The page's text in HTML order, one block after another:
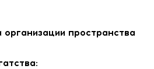
пространства